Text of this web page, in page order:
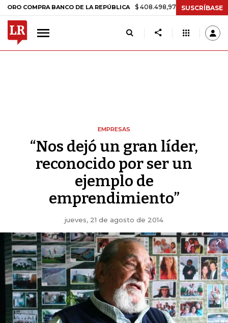
COMPRA BANCO DE LA REPÚBLICA $ 408.498,97 +$ 8.753,81 +2,19%
SUSCRÍBASE
EMPRESAS
“Nos dejó un gran líder,
reconocido por ser un
ejemplo de
emprendimiento”
jueves, 21 de agosto de 2014